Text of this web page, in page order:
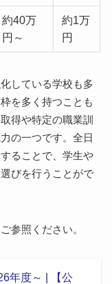
約40万
円～
約1万
円
している学校も多
を多く持つことも
得や特定の職業訓
の一つです。全日
ることで、学生や
びを行うことがで
参照ください。
年度～ | 【公